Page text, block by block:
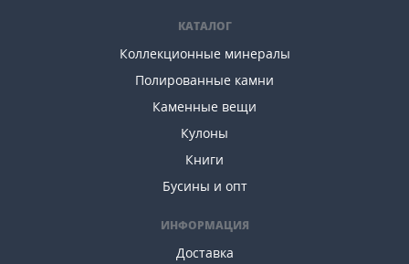
КАТАЛОГ
Коллекционные минералы
Полированные камни
Каменные вещи
Кулоны
Книги
Бусины и опт
ИНФОРМАЦИЯ
Доставка